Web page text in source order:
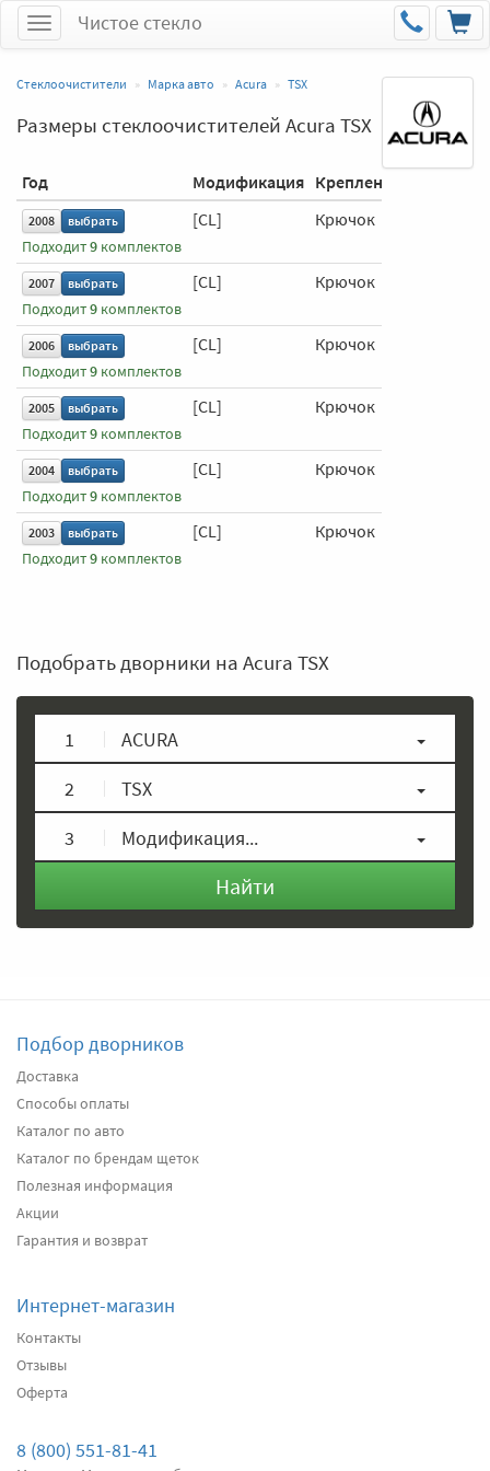
МенюЧистое стекло
Стеклоочистители Марка авто Acura TSX
Размеры стеклоочистителей Acura TSX
Год Модификация Крепление
2008 выбрать
Подходит9 комплектов
[CL] Крючок
2007 выбрать
Подходит9 комплектов
[CL] Крючок
2006 выбрать
Подходит9 комплектов
[CL] Крючок
2005 выбрать
Подходит9 комплектов
[CL] Крючок
2004 выбрать
Подходит9 комплектов
[CL] Крючок
2003 выбрать
Подходит9 комплектов
[CL] Крючок
Подобрать дворники на Acura TSX
1
ACURA
2
TSX
3
Модификация...
Найти
Подбор дворников
Доставка
Способы оплаты
Каталог по авто
Каталог по брендам щеток
Полезная информация
Акции
Гарантия и возврат
Интернет-магазин
Контакты
Отзывы
Оферта
8 (800) 551-81-41